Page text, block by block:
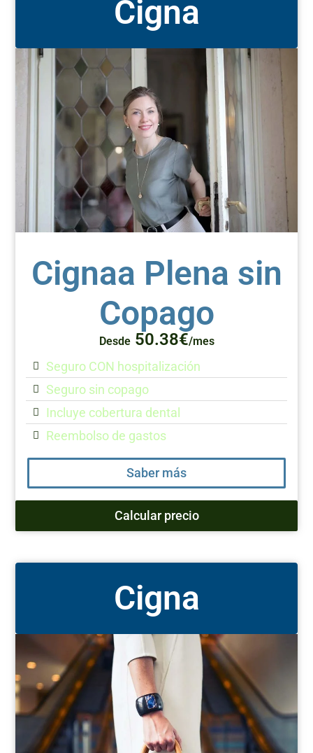
Cigna
Cignaa Plena sin
Copago
Desde50.38€/mes
Seguro CON hospitalización
Seguro sin copago
Incluye cobertura dental
Reembolso de gastos
Saber más
Calcular precio
Cigna